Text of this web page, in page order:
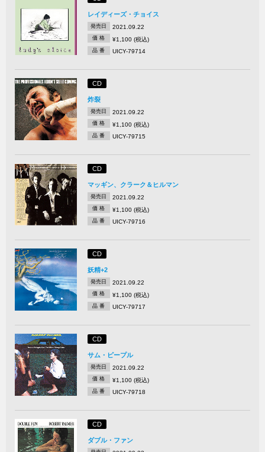
レイディーズ・チョイス
発売日 2021.09.22
価 格 ¥1,100 (税込)
品 番 UICY-79714
CD
炸裂
発売日 2021.09.22
価 格 ¥1,100 (税込)
品 番 UICY-79715
CD
マッギン、クラーク＆ヒルマン
発売日 2021.09.22
価 格 ¥1,100 (税込)
品 番 UICY-79716
CD
妖精+2
発売日 2021.09.22
価 格 ¥1,100 (税込)
品 番 UICY-79717
CD
サム・ピープル
発売日 2021.09.22
価 格 ¥1,100 (税込)
品 番 UICY-79718
CD
ダブル・ファン